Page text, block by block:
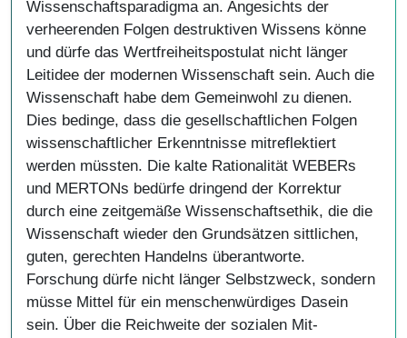
Wissenschaftsparadigma an. Angesichts der
verheerenden Folgen destruktiven Wissens könne
und dürfe das Wertfreiheitspostulat nicht länger
Leitidee der modernen Wissenschaft sein. Auch die
Wissenschaft habe dem Gemeinwohl zu dienen.
Dies bedinge, dass die gesellschaftlichen Folgen
wissenschaftlicher Erkenntnisse mitreflektiert
werden müssten. Die kalte Rationalität WEBERs
und MERTONs bedürfe dringend der Korrektur
durch eine zeitgemäße Wissenschaftsethik, die die
Wissenschaft wieder den Grundsätzen sittlichen,
guten, gerechten Handelns überantworte.
Forschung dürfe nicht länger Selbstzweck, sondern
müsse Mittel für ein menschenwürdiges Dasein
sein. Über die Reichweite der sozialen Mit-